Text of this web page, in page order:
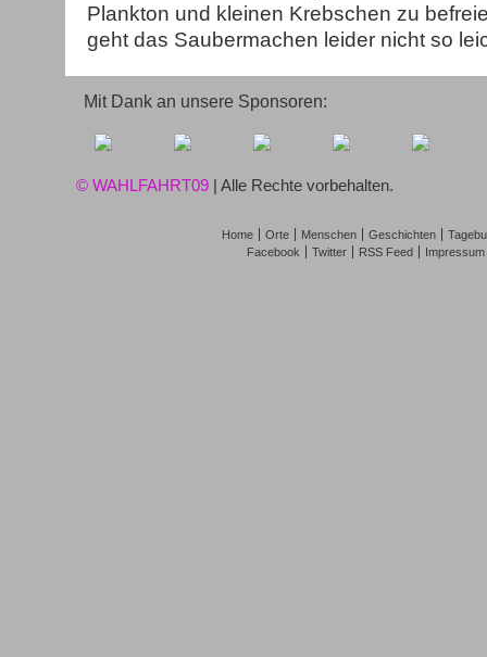
Plankton und kleinen Krebschen zu
geht das Saubermachen leider nicht so
Mit Dank an unsere Sponsoren:
© WAHLFAHRT09 | Alle Rechte vorbehalten.
Home Orte Menschen Geschichten
Facebook
Twitter RSS Feed Impressum